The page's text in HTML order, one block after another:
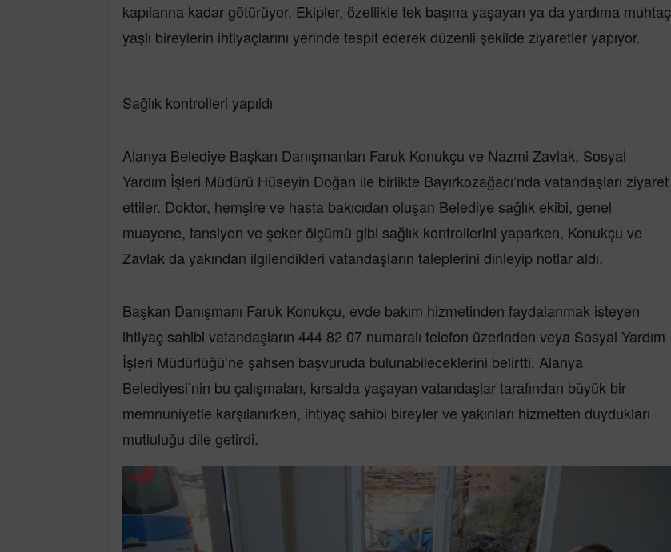
kapılarına kadar götürüyor. Ekipler, özellikle tek başına yaşayan ya da yardıma muhtaç
yaşlı bireylerin ihtiyaçlarını yerinde tespit ederek düzenli şekilde ziyaretler yapıyor.
Sağlık kontrolleri yapıldı
Alanya Belediye Başkan Danışmanları Faruk Konukçu ve Nazmi Zavlak, Sosyal
Yardım İşleri Müdürü Hüseyin Doğan ile birlikte Bayırkozağacı’nda vatandaşları ziyaret
ettiler. Doktor, hemşire ve hasta bakıcıdan oluşan Belediye sağlık ekibi, genel
muayene, tansiyon ve şeker ölçümü gibi sağlık kontrollerini yaparken, Konukçu ve
Zavlak da yakından ilgilendikleri vatandaşların taleplerini dinleyip notlar aldı.
Başkan Danışmanı Faruk Konukçu, evde bakım hizmetinden faydalanmak isteyen
ihtiyaç sahibi vatandaşların 444 82 07 numaralı telefon üzerinden veya Sosyal Yardım
İşleri Müdürlüğü’ne şahsen başvuruda bulunabileceklerini belirtti. Alanya
Belediyesi’nin bu çalışmaları, kırsalda yaşayan vatandaşlar tarafından büyük bir
memnuniyetle karşılanırken, ihtiyaç sahibi bireyler ve yakınları hizmetten duydukları
mutluluğu dile getirdi.